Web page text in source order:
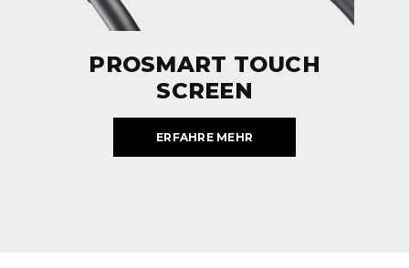
PROSMART TOUCH
SCREEN
ERFAHRE MEHR